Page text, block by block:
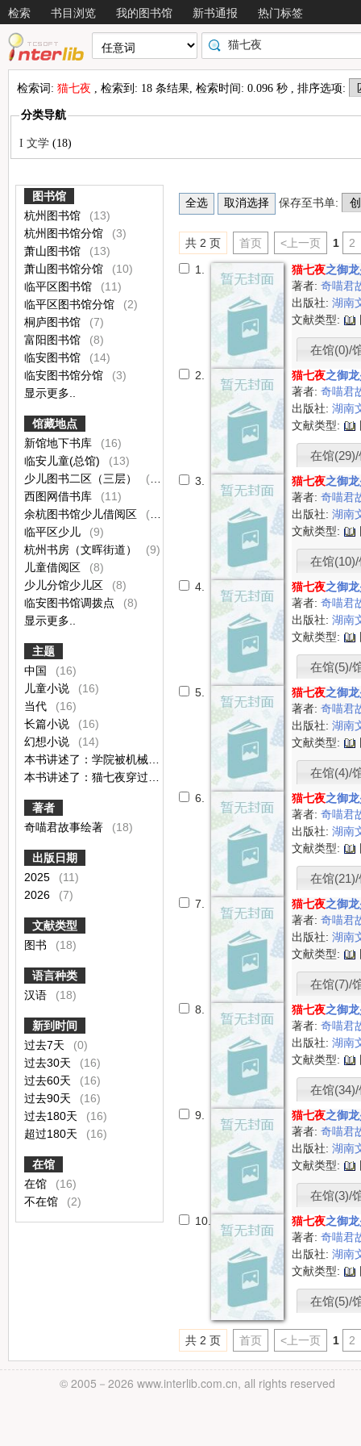
检索 书目浏览 我的图书馆 新书通报 热门标签
检索词: 猫七夜 , 检索到: 18 条结果, 检索时间: 0.096 秒 , 排序选项:
分类导航
I 文学(18)
图书馆
杭州图书馆
(13)
杭州图书馆分馆
(3)
萧山图书馆
(13)
萧山图书馆分馆
(10)
临平区图书馆
(11)
临平区图书馆分馆
(2)
桐庐图书馆
(7)
富阳图书馆
(8)
临安图书馆
(14)
临安图书馆分馆
(3)
显示更多..
馆藏地点
新馆地下书库
(16)
临安儿童(总馆)
(13)
少儿图书二区（三层）
(12)
西图网借书库
(11)
余杭图书馆少儿借阅区
(10)
临平区少儿
(9)
杭州书房（文晖街道）
(9)
儿童借阅区
(8)
少儿分馆少儿区
(8)
临安图书馆调拨点
(8)
显示更多..
主题
中国
(16)
儿童小说
(16)
当代
(16)
长篇小说
(16)
幻想小说
(14)
本书讲述了：学院被机械族突袭，鸾无极亲自出手。猫七夜陷入巨大危机，却意外唤醒五十年前的神奇力量，不仅成功反杀，还见证了莫狐老师成功击退九尾狐。然而，平静背后危机四伏，猫七夜得知自己被猫虚无盯上。为助熊星渊争夺家族继承人之位，猫七夜化身鹿仁甲踏入上古遗迹。
著者
奇喵君故事绘著
(18)
出版日期
2025
(11)
2026
(7)
文献类型
图书
(18)
语言种类
汉语
(18)
新到时间
过去7天
(0)
过去30天
(16)
过去60天
(16)
过去90天
(16)
过去180天
(16)
超过180天
(16)
在馆
在馆
(16)
不在馆
(2)
保存至书单:
共 2 页 首页 <上一页 1 2
1. 猫七夜之御
著者:奇喵君
出版社:湖南
文献类型:
在馆(0)/
2. 猫七夜之御
著者:奇喵君
出版社:湖南
文献类型:
在馆
3. 猫七夜之御
著者:奇喵君
出版社:湖南
文献类型:
在馆
4. 猫七夜之御
著者:奇喵君
出版社:湖南
文献类型:
在馆(5)/
5. 猫七夜之御
著者:奇喵君
出版社:湖南
文献类型:
在馆(4)/
6. 猫七夜之御
著者:奇喵君
出版社:湖南
文献类型:
在馆
7. 猫七夜之御
著者:奇喵君
出版社:湖南
文献类型:
在馆(7)/
8. 猫七夜之御
著者:奇喵君
出版社:湖南
文献类型:
在馆
9. 猫七夜之御
著者:奇喵君
出版社:湖南
文献类型:
在馆(3)/
10. 猫七夜之御
著者:奇喵君
出版社:湖南
文献类型:
在馆(5)/
共 2 页 首页 <上一页 1 2
© 2005－ 2026 www.interlib.com.cn, all rights reserved